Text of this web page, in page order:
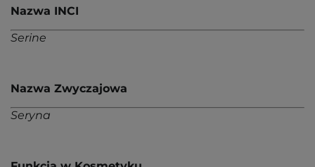
Nazwa INCI
Serine
Nazwa Zwyczajowa
Seryna